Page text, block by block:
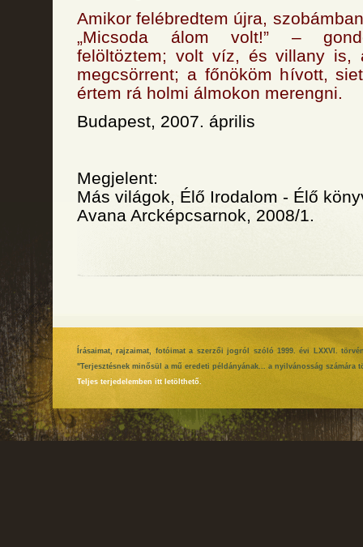
Amikor felébredtem újra,
„Micsoda álom volt!” –
felöltöztem; volt víz, és villany is,
megcsörrent; a főnököm hívott,
értem rá holmi álmokon merengni.
Budapest, 2007. április
Megjelent:
Más világok, Élő Irodalom - Élő
Avana Arcképcsarnok, 2008/1.
Írásaimat, rajzaimat, fotóimat a szerzői jogról szóló 1999. évi LXXVI.
"Terjesztésnek minősül a mű eredeti példányának... a nyilvánosság
Teljes terjedelemben itt letölthető.